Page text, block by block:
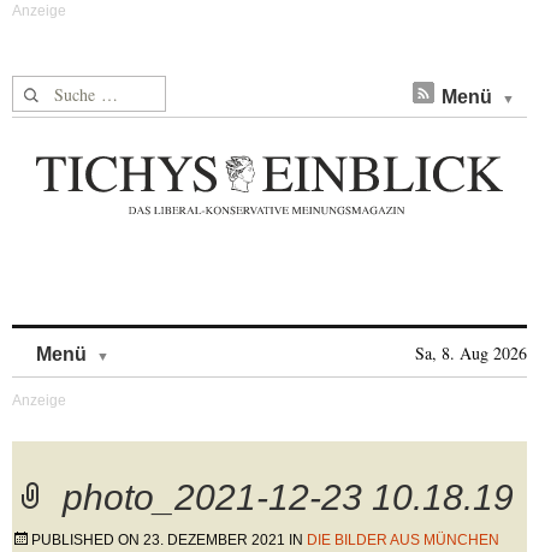
Suche nach: Menü
Menü Sa, 8. Aug 2026
photo_2021-12-23 10.18.19
PUBLISHED ON 23. DEZEMBER 2021 IN DIE BILDER AUS MÜNCHEN